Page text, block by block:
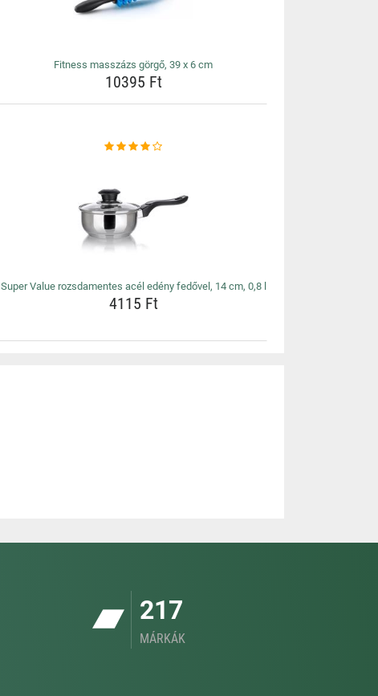
Fitness masszázs görgő, 39 x 6 cm
10395 Ft
Super Value rozsdamentes acél edény fedővel, 14 cm, 0,8 l
4115 Ft
217
MÁRKÁK